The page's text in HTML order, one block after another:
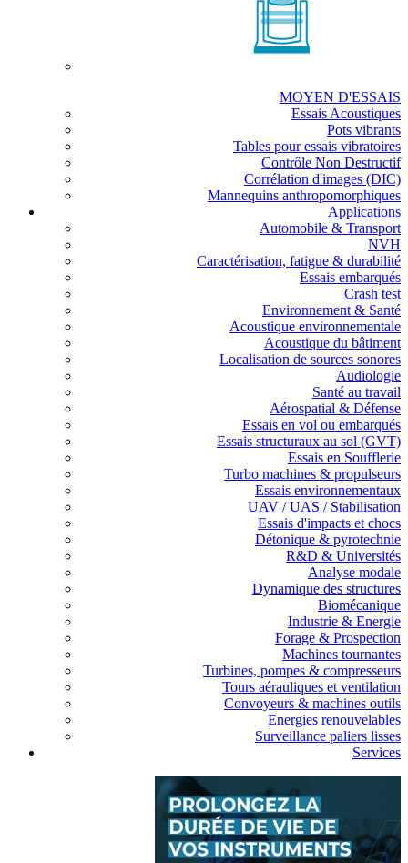
MOYEN D'ESSAIS
Essais Acoustiques
Pots vibrants
Tables pour essais vibratoires
Contrôle Non Destructif
Corrélation d'images (DIC)
Mannequins anthropomorphiques
Applications
Automobile & Transport
NVH
Caractérisation, fatigue & durabilité
Essais embarqués
Crash test
Environnement & Santé
Acoustique environnementale
Acoustique du bâtiment
Localisation de sources sonores
Audiologie
Santé au travail
Aérospatial & Défense
Essais en vol ou embarqués
Essais structuraux au sol (GVT)
Essais en Soufflerie
Turbo machines & propulseurs
Essais environnementaux
UAV / UAS / Stabilisation
Essais d'impacts et chocs
Détonique & pyrotechnie
R&D & Universités
Analyse modale
Dynamique des structures
Biomécanique
Industrie & Energie
Forage & Prospection
Machines tournantes
Turbines, pompes & compresseurs
Tours aérauliques et ventilation
Convoyeurs & machines outils
Energies renouvelables
Surveillance paliers lisses
Services